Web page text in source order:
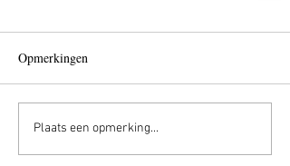
Opmerkingen
Plaats een opmerking...